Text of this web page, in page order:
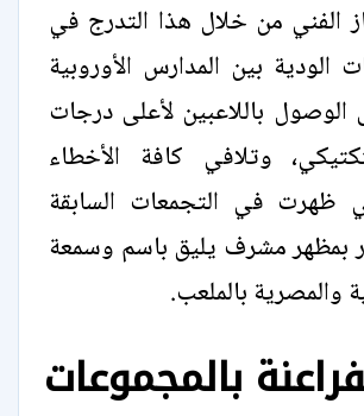
الفني من خلال هذا التدرج في
الودية بين المدارس الأوروبية
الوصول باللاعبين لأعلى درجات
وتلافي كافة الأخطاء
ظهرت في التجمعات السابقة
بمظهر مشرف يليق باسم وسمعة
والمصرية بالملعب.
بالمجموعات